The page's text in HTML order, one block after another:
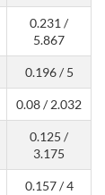
0.231 /
5.867
0.196 / 5
0.08 / 2.032
0.125 /
3.175
0.157 / 4